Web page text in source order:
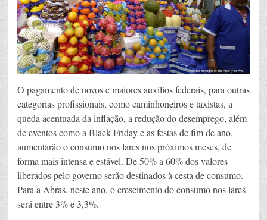
O pagamento de novos e maiores auxílios federais, para outras
categorias profissionais, como caminhoneiros e taxistas, a
queda acentuada da inflação, a redução do desemprego, além
de eventos como a Black Friday e as festas de fim de ano,
aumentarão o consumo nos lares nos próximos meses, de
forma mais intensa e estável. De 50% a 60% dos valores
liberados pelo governo serão destinados à cesta de consumo.
Para a Abras, neste ano, o crescimento do consumo nos lares
será entre 3% e 3,3%.